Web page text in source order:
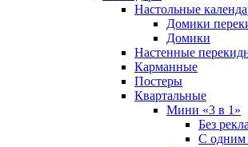
Настольные
Домики
Домики
Настенные
Карманные
Постеры
Квартальные
Мини «3 в 1»
Без
С одним